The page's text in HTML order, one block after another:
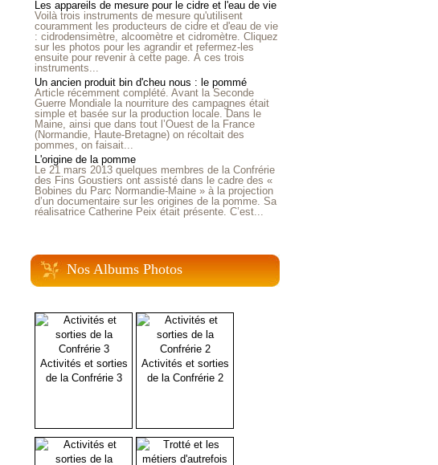
Les appareils de mesure pour le cidre et l'eau de vie
Voilà trois instruments de mesure qu'utilisent
couramment les producteurs de cidre et d'eau de vie
: cidrodensimètre, alcoomètre et cidromètre. Cliquez
sur les photos pour les agrandir et refermez-les
ensuite pour revenir à cette page. À ces trois
instruments...
Un ancien produit bin d'cheu nous : le pommé
Article récemment complété. Avant la Seconde
Guerre Mondiale la nourriture des campagnes était
simple et basée sur la production locale. Dans le
Maine, ainsi que dans tout l’Ouest de la France
(Normandie, Haute-Bretagne) on récoltait des
pommes, on faisait...
L'origine de la pomme
Le 21 mars 2013 quelques membres de la Confrérie
des Fins Goustiers ont assisté dans le cadre des «
Bobines du Parc Normandie-Maine » à la projection
d’un documentaire sur les origines de la pomme. Sa
réalisatrice Catherine Peix était présente. C’est...
Nos Albums Photos
Activités et sorties
de la Confrérie 3
Activités et sorties
de la Confrérie 2